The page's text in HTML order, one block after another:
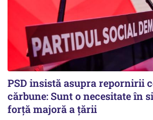
PSD insistă asupra repornirii
cărbune: Sunt o necesitate în
forță majoră a țării